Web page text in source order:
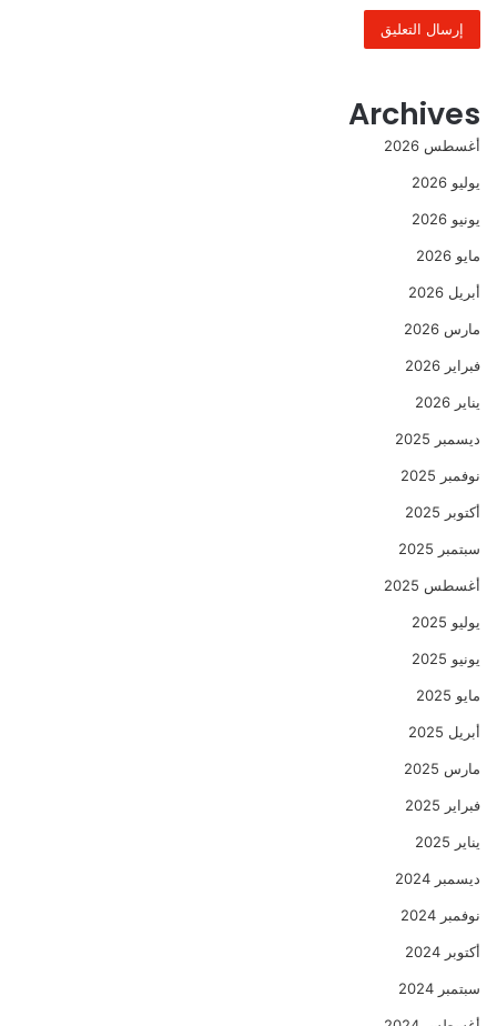
Archives
أغسطس 2026
يوليو 2026
يونيو 2026
مايو 2026
أبريل 2026
مارس 2026
فبراير 2026
يناير 2026
ديسمبر 2025
نوفمبر 2025
أكتوبر 2025
سبتمبر 2025
أغسطس 2025
يوليو 2025
يونيو 2025
مايو 2025
أبريل 2025
مارس 2025
فبراير 2025
يناير 2025
ديسمبر 2024
نوفمبر 2024
أكتوبر 2024
سبتمبر 2024